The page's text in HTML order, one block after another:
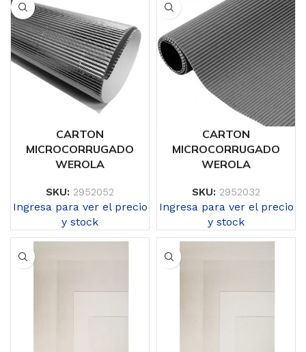
CARTON
MICROCORRUGADO
WEROLA
SKU: 2952052
Ingresa para ver el precio
y stock
CARTON
MICROCORRUGADO
WEROLA
SKU: 2952032
Ingresa para ver el precio
y stock